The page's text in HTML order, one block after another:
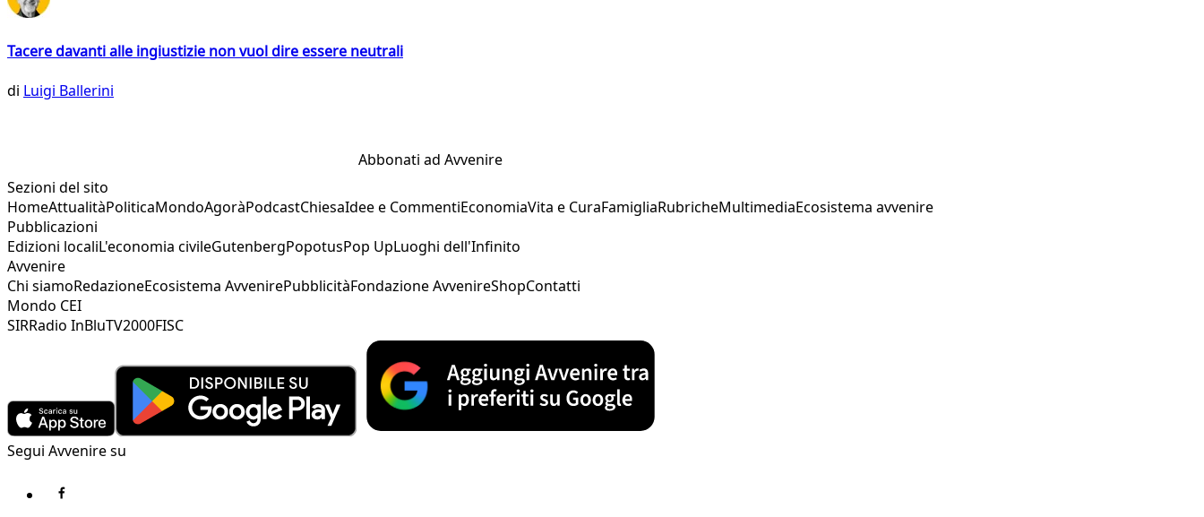
Tacere davanti alle ingiustizie non vuol dire essere neutrali
di Luigi Ballerini
Abbonati ad Avvenire
Sezioni del sito
HomeAttualitàPoliticaMondoAgoràPodcastChiesaIdee e CommentiEconomiaVita e CuraFamigliaRubricheMultimediaEcosistema avvenire
Pubblicazioni
Edizioni localiL'economia civileGutenbergPopotusPop UpLuoghi dell'Infinito
Avvenire
Chi siamoRedazioneEcosistema AvvenirePubblicitàFondazione AvvenireShopContatti
Mondo CEI
SIRRadio InBluTV2000FISC
Segui Avvenire su